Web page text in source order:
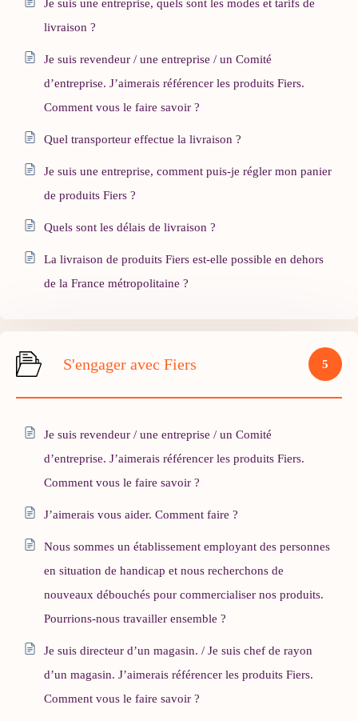
Je suis une entreprise, quels sont les modes et tarifs de
livraison ?
Je suis revendeur / une entreprise / un Comité
d’entreprise. J’aimerais référencer les produits Fiers.
Comment vous le faire savoir ?
Quel transporteur effectue la livraison ?
Je suis une entreprise, comment puis-je régler mon panier
de produits Fiers ?
Quels sont les délais de livraison ?
La livraison de produits Fiers est-elle possible en dehors
de la France métropolitaine ?
S'engager avec Fiers 5
Je suis revendeur / une entreprise / un Comité
d’entreprise. J’aimerais référencer les produits Fiers.
Comment vous le faire savoir ?
J’aimerais vous aider. Comment faire ?
Nous sommes un établissement employant des personnes
en situation de handicap et nous recherchons de
nouveaux débouchés pour commercialiser nos produits.
Pourrions-nous travailler ensemble ?
Je suis directeur d’un magasin. / Je suis chef de rayon
d’un magasin. J’aimerais référencer les produits Fiers.
Comment vous le faire savoir ?